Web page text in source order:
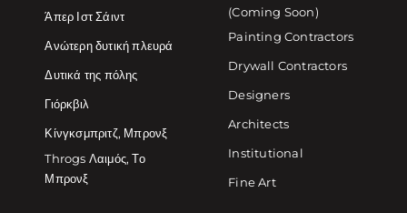
Άπερ Ιστ Σάιντ
Ανώτερη δυτική πλευρά
Δυτικά της πόλης
Γιόρκβιλ
Κίνγκσμπριτζ, Μπρονξ
Throgs Λαιμός, Το
Μπρονξ
(Coming Soon)
Painting Contractors
Drywall Contractors
Designers
Architects
Institutional
Fine Art